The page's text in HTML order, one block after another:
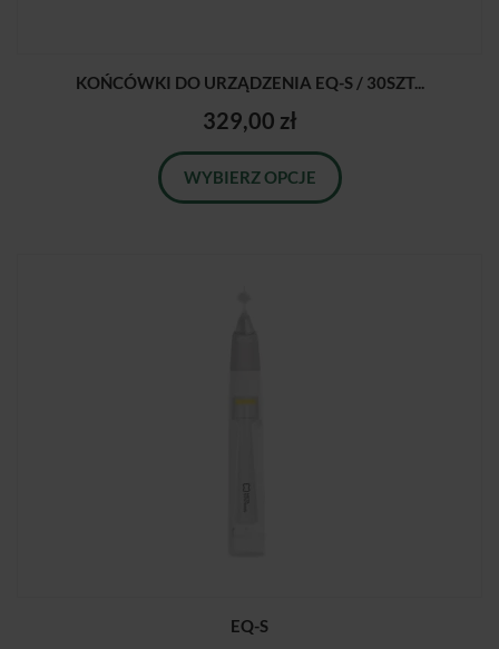
KOŃCÓWKI DO URZĄDZENIA EQ-S / 30SZT...
329,00 zł
WYBIERZ OPCJE
EQ-S